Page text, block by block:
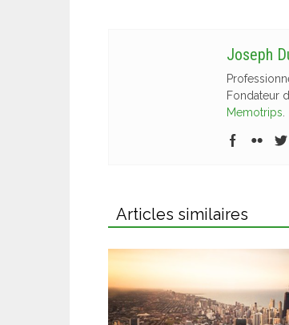
Joseph
Fondateur
Memotrips
Articles similaires